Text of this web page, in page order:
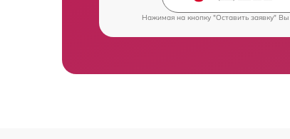
Нажимая на кнопку "Оставить заявку" Вы